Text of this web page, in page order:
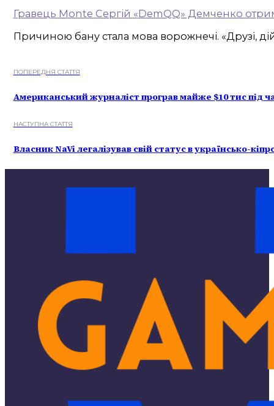
Гравець Monte Сергій «DemQQ» Демченко
Причиною бану стала мова ворожнечі. «Друзі,
ПОПЕРЕДНЯ СТАТТЯ
Американський журналіст програв майже $10 тис під
НАСТУПНА СТАТТЯ
Власник NaVi легалізував свій статус в українсько-